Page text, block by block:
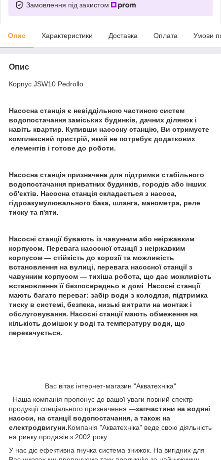
Замовлення під захистом
Опис Характеристики Доставка Оплата Умови
Опис
Корпус JSW10 Pedrollo
Насосна станція є невіддільною частиною систем
водопостачання заміських будинків, дачних ділянок і
навіть квартир. Купивши насосну станцію, Ви отримуєте
комплексний пристрій, який не потребує додаткових
елементів і готове до роботи.
Насосна станція призначена для підтримки стабільного
водопостачання приватних будинків, городів або інших
об'єктів. Насосна станція складається з насоса,
гідроакумулювального бака, шланга, манометра, реле
тиску та п'яти.
Насосні станції бувають із чавунним або неіржавким
корпусом. Перевага насосної станції з неіржавким
корпусом — стійкість до корозії та можливість
встановлення на вулиці, перевага насосної станції з
чавунним корпусом — тихіша робота, що дає можливість
встановлення її безпосередньо в домі
Насосні станції
мають багато переваг: забір води з колодязя, підтримка
тиску в системі, безпека, низькі витрати на монтаж і
обслуговування. Насосні станції мають обмеження на
кількість домішок у воді та температуру води, що
перекачується.
Вас вітає інтернет-магазин "Акватехніка"
Наша компанія пропонує до вашої уваги повний спектр
продукції спеціального призначення —запчастини на водяні
насоси, на станції водопостачання, а також на
електродвигуни.Компанія "Акватехніка" веде свою діяльність
на ринку продажів з 2002 року.
У нас діє ефективна гнучка система знижок. На вигідних для